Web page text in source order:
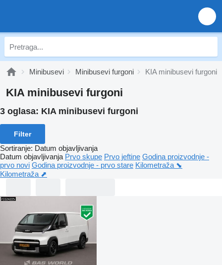
Minibusevi Minibusevi furgoni KIA minibusevi furgoni
KIA minibusevi furgoni
3 oglasa: KIA minibusevi furgoni
Filter
Sortiranje: Datum objavljivanja
Datum objavljivanja Prvo skupe Prvo jeftine Godina proizvodnje -
prvo novi Godina proizvodnje - prvo stare Kilometraža ⬊
Kilometraža ⬈